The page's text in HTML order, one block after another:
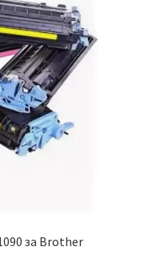
за Brother